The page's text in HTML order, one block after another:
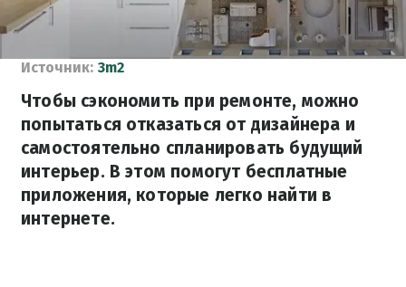
Источник: 3m2
Чтобы сэкономить при ремонте, можно
попытаться отказаться от дизайнера и
самостоятельно спланировать будущий
интерьер. В этом помогут бесплатные
приложения, которые легко найти в
интернете.